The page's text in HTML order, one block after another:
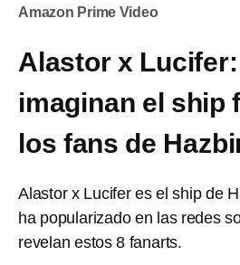
Amazon Prime Video
Alastor x
imaginan el ship
los fans de
Alastor x Lucifer es el ship de
ha popularizado en las redes
revelan estos 8 fanarts.